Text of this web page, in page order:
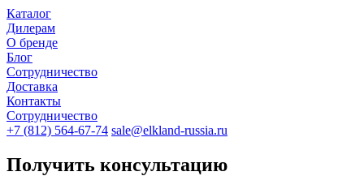
Каталог
Дилерам
О бренде
Блог
Сотрудничество
Доставка
Контакты
Сотрудничество
+7 (812) 564-67-74 sale@elkland-russia.ru
Получить консультацию